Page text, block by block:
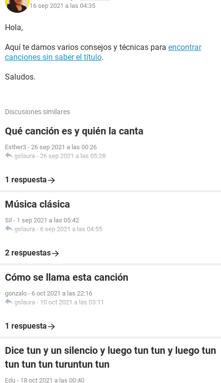
16 sep 2021 a las 04:35
Hola,
Aquí te damos varios consejos y técnicas para encontrar
canciones sin saber el título.
Saludos.
Discusiones similares
Qué canción es y quién la canta
Esther3 - 26 sep 2021 a las 00:26
gslaura - 26 sep 2021 a las 05:28
1 respuesta
Música clásica
Sil - 1 sep 2021 a las 05:42
gslaura - 6 sep 2021 a las 04:55
2 respuestas
Cómo se llama esta canción
gonzalo - 6 oct 2021 a las 22:16
gslaura - 10 oct 2021 a las 03:11
1 respuesta
Dice tun y un silencio y luego tun tun y luego tun
tun tun tun turuntun tun
Edu - 18 oct 2021 a las 00:40